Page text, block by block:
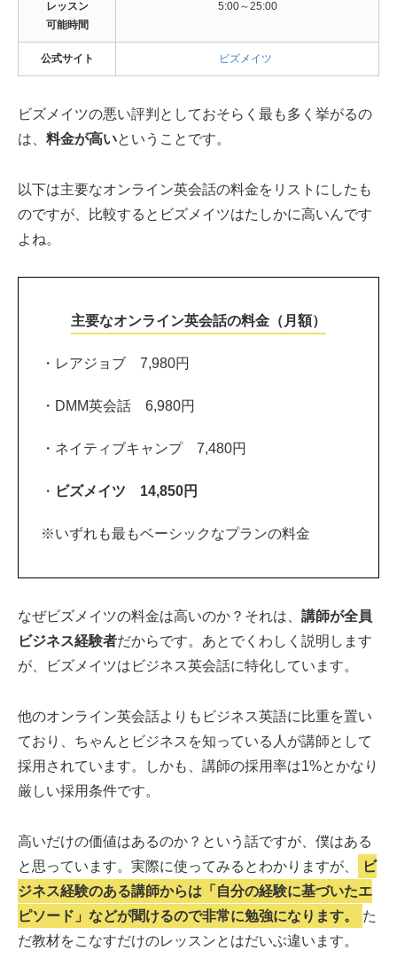
レッスン
可能時間
5:00～25:00
公式サイト ビズメイツ
ビズメイツの悪い評判としておそらく最も多く挙がるの
は、 料金が高いということです。
以下は主要なオンライン英会話の料金をリストにしたも
のですが、比較するとビズメイツはたしかに高いんです
よね。
主要なオンライン英会話の料金（月額）
・レアジョブ 7,980円
・DMM英会話 6,980円
・ネイティブキャンプ 7,480円
・ ビズメイツ 14,850円
※いずれも最もベーシックなプランの料金
なぜビズメイツの料金は高いのか？それは、 講師が全員
ビジネス経験者だからです。あとでくわしく説明します
が、ビズメイツはビジネス英会話に特化しています。
他のオンライン英会話よりもビジネス英語に比重を置い
ており、ちゃんとビジネスを知っている人が講師として
採用されています。しかも、講師の採用率は1%とかなり
厳しい採用条件です。
高いだけの価値はあるのか？という話ですが、僕はある
と思っています。実際に使ってみるとわかりますが、
ビ
ジネス経験のある講師からは「自分の経験に基づいたエ
ピソード」などが聞けるので非常に勉強になります。
た
だ教材をこなすだけのレッスンとはだいぶ違います。